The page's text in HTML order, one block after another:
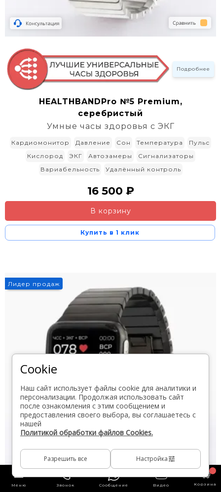
Подробнее
HEALTHBANDPro №5 Premium,
серебристый
Умные часы здоровья с ЭКГ
Кардиомонитор Давление Сон Температура
Пульс
Кислород
ЭКГ Автозамеры
Сигнализаторы
Вариабельность
Удалённый контроль
16 500 ₽
В корзину
Купить в 1 клик
Лидер продаж
Меню Звонок Сообщение Видео Корзина
Cookie
Наш сайт использует файлы cookie для аналитики и
персонализации. Продолжая использовать сайт
после ознакомления с этим сообщением и
предоставления своего выбора, вы соглашаетесь с
нашей
Политикой обработки файлов Cookies.
Разрешить все Настройка